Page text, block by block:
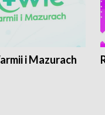
i Mazurach